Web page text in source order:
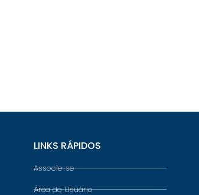
LINKS RÁPIDOS
Associe-se
Área do Usuário